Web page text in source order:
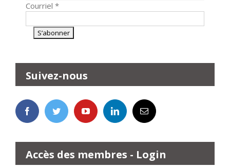
Courriel *
Suivez-nous
Accès des membres - Login